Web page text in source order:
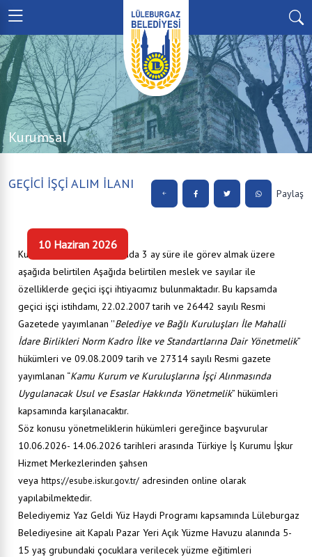
Kurumsal
GEÇİCİ İŞÇİ ALIM İLANI
Paylaş
10 Haziran 2026
Kurumumuzun çalışmalarında 3 ay süre ile görev almak üzere
aşağıda belirtilen Aşağıda belirtilen meslek ve sayılar ile
özelliklerde geçici işçi ihtiyacımız bulunmaktadır. Bu kapsamda
geçici işçi istihdamı, 22.02.2007 tarih ve 26442 sayılı Resmi
Gazetede yayımlanan ''Belediye ve Bağlı Kuruluşları İle Mahalli
İdare Birlikleri Norm Kadro İlke ve Standartlarına Dair Yönetmelik”
hükümleri ve 09.08.2009 tarih ve 27314 sayılı Resmi gazete
yayımlanan “Kamu Kurum ve Kuruluşlarına İşçi Alınmasında
Uygulanacak Usul ve Esaslar Hakkında Yönetmelik” hükümleri
kapsamında karşılanacaktır.
Söz konusu yönetmeliklerin hükümleri gereğince başvurular
10.06.2026- 14.06.2026 tarihleri arasında Türkiye İş Kurumu İşkur
Hizmet Merkezlerinden şahsen
veya https://esube.iskur.gov.tr/ adresinden online olarak
yapılabilmektedir.
Belediyemiz Yaz Geldi Yüz Haydi Programı kapsamında Lüleburgaz
Belediyesine ait Kapalı Pazar Yeri Açık Yüzme Havuzu alanında 5-
15 yaş grubundaki çocuklara verilecek yüzme eğitimleri